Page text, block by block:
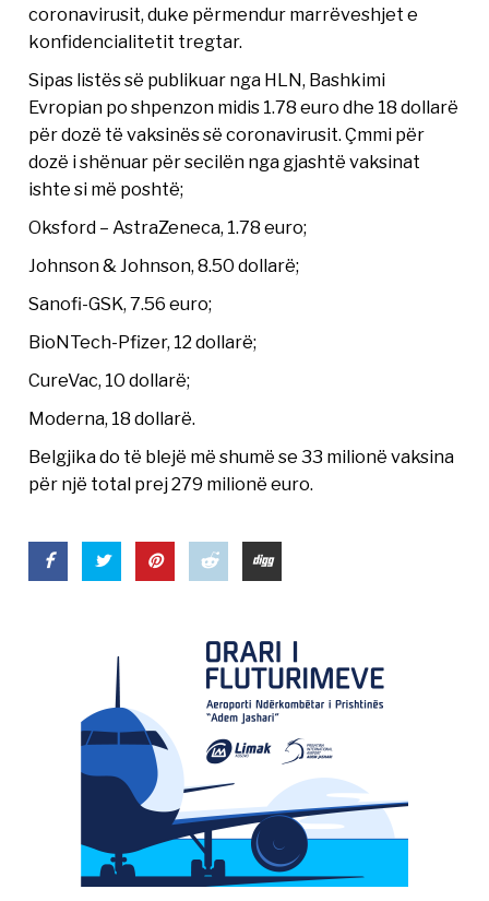
coronavirusit, duke përmendur marrëveshjet e
konfidencialitetit tregtar.
Sipas listës së publikuar nga HLN, Bashkimi
Evropian po shpenzon midis 1.78 euro dhe 18 dollarë
për dozë të vaksinës së coronavirusit. Çmmi për
dozë i shënuar për secilën nga gjashtë vaksinat
ishte si më poshtë;
Oksford – AstraZeneca, 1.78 euro;
Johnson & Johnson, 8.50 dollarë;
Sanofi-GSK, 7.56 euro;
BioNTech-Pfizer, 12 dollarë;
CureVac, 10 dollarë;
Moderna, 18 dollarë.
Belgjika do të blejë më shumë se 33 milionë vaksina
për një total prej 279 milionë euro.